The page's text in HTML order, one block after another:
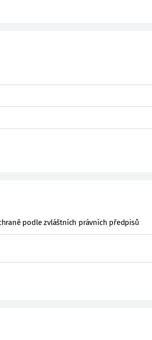
podle zvláštních právních předpisů